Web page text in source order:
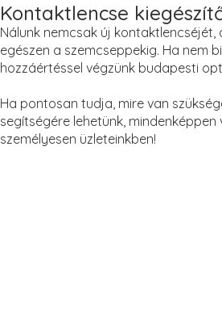
Kontaktlencse
Nálunk nemcsak új
egészen a szemcseppekig. Ha nem
hozzáértéssel végzünk budapesti
Ha pontosan tudja, mire van
segítségére lehetünk,
személyesen üzleteinkben!